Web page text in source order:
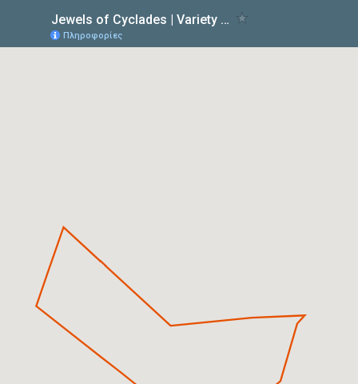
Jewels of Cyclades | Variety Cruise
Πληροφορίες